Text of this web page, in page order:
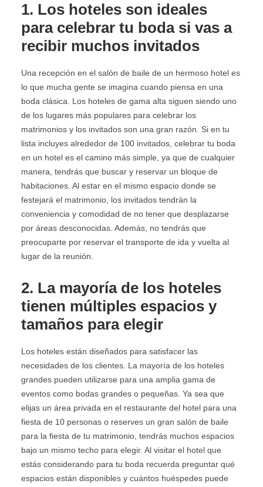
1. Los hoteles son ideales
para celebrar tu boda si vas a
recibir muchos invitados
Una recepción en el salón de baile de un hermoso hotel es
lo que mucha gente se imagina cuando piensa en una
boda clásica. Los hoteles de gama alta siguen siendo uno
de los lugares más populares para celebrar los
matrimonios y los invitados son una gran razón. Si en tu
lista incluyes alrededor de 100 invitados, celebrar tu boda
en un hotel es el camino más simple, ya que de cualquier
manera, tendrás que buscar y reservar un bloque de
habitaciones. Al estar en el mismo espacio donde se
festejará el matrimonio, los invitados tendrán la
conveniencia y comodidad de no tener que desplazarse
por áreas desconocidas. Además, no tendrás que
preocuparte por reservar el transporte de ida y vuelta al
lugar de la reunión.
2. La mayoría de los hoteles
tienen múltiples espacios y
tamaños para elegir
Los hoteles están diseñados para satisfacer las
necesidades de los clientes. La mayoría de los hoteles
grandes pueden utilizarse para una amplia gama de
eventos como bodas grandes o pequeñas. Ya sea que
elijas un área privada en el restaurante del hotel para una
fiesta de 10 personas o reserves un gran salón de baile
para la fiesta de tu matrimonio, tendrás muchos espacios
bajo un mismo techo para elegir. Al visitar el hotel que
estás considerando para tu boda recuerda preguntar qué
espacios están disponibles y cuántos huéspedes puede